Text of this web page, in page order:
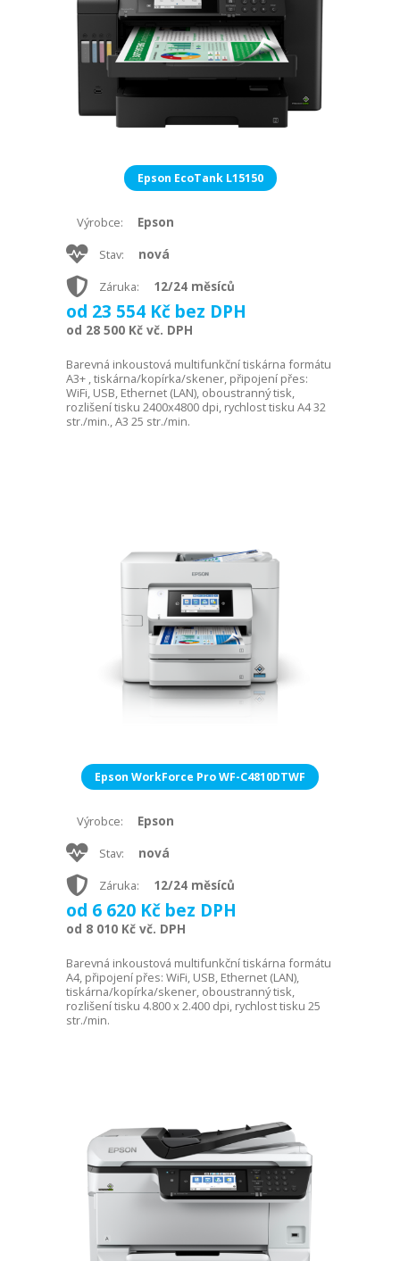
Epson EcoTank L15150
Výrobce: Epson
Stav: nová
Záruka: 12/24 měsíců
od 23 554 Kč bez DPH
od 28 500 Kč vč. DPH
Barevná inkoustová multifunkční tiskárna formátu
A3+ , tiskárna/kopírka/skener, připojení přes:
WiFi, USB, Ethernet (LAN), oboustranný tisk,
rozlišení tisku 2400x4800 dpi, rychlost tisku A4 32
str./min., A3 25 str./min.
Epson WorkForce Pro WF-C4810DTWF
Výrobce: Epson
Stav: nová
Záruka: 12/24 měsíců
od 6 620 Kč bez DPH
od 8 010 Kč vč. DPH
Barevná inkoustová multifunkční tiskárna formátu
A4, připojení přes: WiFi, USB, Ethernet (LAN),
tiskárna/kopírka/skener, oboustranný tisk,
rozlišení tisku 4.800 x 2.400 dpi, rychlost tisku 25
str./min.